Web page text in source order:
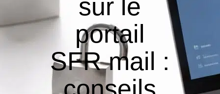
sur le
portail
SFR mail :